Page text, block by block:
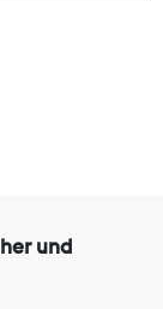
und